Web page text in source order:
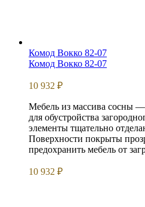
Комод Вокко 82-07
Комод Вокко 82-07
10 932 ₽
Мебель из массива сосны
для обустройства
элементы тщательно
Поверхности покрыты
предохранить мебель от
10 932 ₽